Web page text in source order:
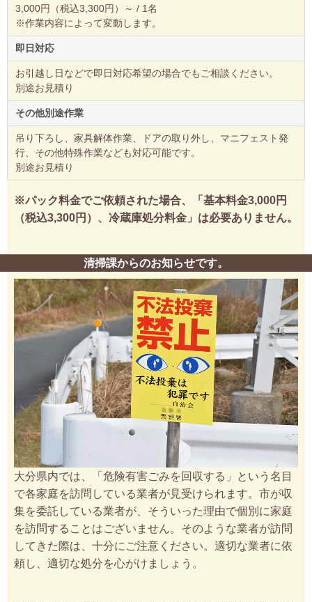
3,000円（税込3,300円）～ / 1名
※作業内容によって変動します。
即日対応
お引越し日などで即日対応希望の場合でもご相談ください。
別途お見積り
その他別途作業
吊り下ろし、家具解体作業、ドアの取り外し、マニフェスト発
行、その他特殊作業なども対応可能です。
別途お見積り
※パック料金でご依頼された場合、「基本料金3,000円
（税込3,300円）、冷蔵庫処分料金」は必要ありません。
清掃課からのお知らせです。
大分県内では、「危険有害ごみを回収する」という名目
で各家庭を訪問している業者が見受けられます。市が収
集を委託している業者が、そういった理由で個別に家庭
を訪問することはございません。そのような業者が訪問
してきた際は、十分にご注意ください。適切な業者に依
頼し、適切な処分を心がけましょう。